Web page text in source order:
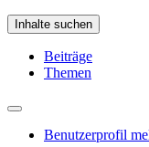
Inhalte suchen
Beiträge
Themen
Benutzerprofil